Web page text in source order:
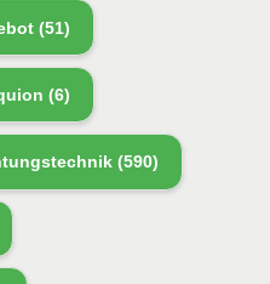
(51)
(6)
(590)